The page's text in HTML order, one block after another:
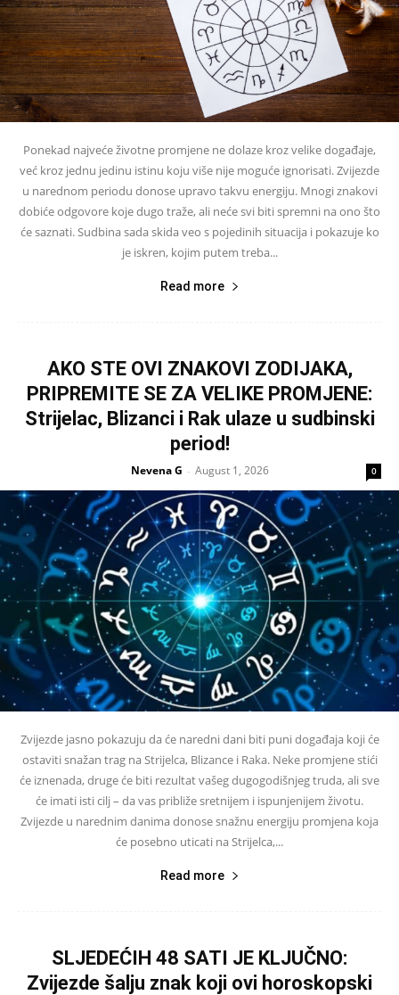
Ponekad najveće životne promjene ne dolaze kroz velike događaje,
već kroz jednu jedinu istinu koju više nije moguće ignorisati. Zvijezde
u narednom periodu donose upravo takvu energiju. Mnogi znakovi
dobiće odgovore koje dugo traže, ali neće svi biti spremni na ono što
će saznati. Sudbina sada skida veo s pojedinih situacija i pokazuje ko
je iskren, kojim putem treba...
Read more
AKO STE OVI ZNAKOVI ZODIJAKA,
PRIPREMITE SE ZA VELIKE PROMJENE:
Strijelac, Blizanci i Rak ulaze u sudbinski
period!
Nevena G - August 1, 2026 0
Zvijezde jasno pokazuju da će naredni dani biti puni događaja koji će
ostaviti snažan trag na Strijelca, Blizance i Raka. Neke promjene stići
će iznenada, druge će biti rezultat vašeg dugogodišnjeg truda, ali sve
će imati isti cilj – da vas približe sretnijem i ispunjenijem životu.
Zvijezde u narednim danima donose snažnu energiju promjena koja
će posebno uticati na Strijelca,...
Read more
SLJEDEĆIH 48 SATI JE KLJUČNO:
Zvijezde šalju znak koji ovi horoskopski